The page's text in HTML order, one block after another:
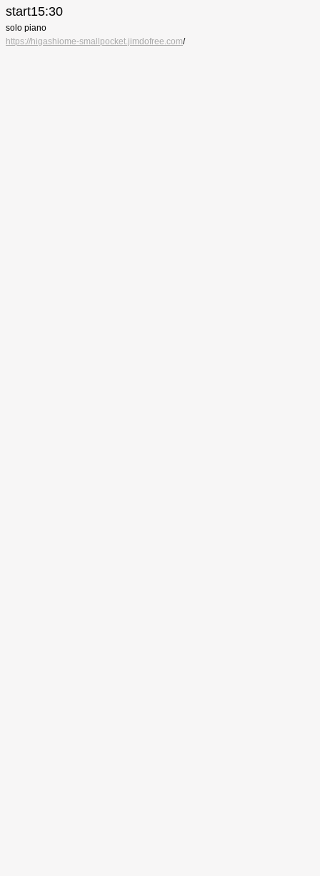
start15:30
solo piano
https://higashiome-smallpocket.jimdofree.com/